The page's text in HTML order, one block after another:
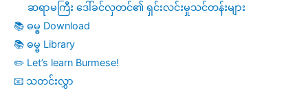
ဆရာမကြီး ဒေါ်ခင်လှတင်၏ ရှင်းလင်းမှုသင်တန်းများ
📚 ဓမ္ဓ Download
📚 ဓမ္ဓ Library
✏️ Let’s learn Burmese!
📧 သတင်းလွှာ